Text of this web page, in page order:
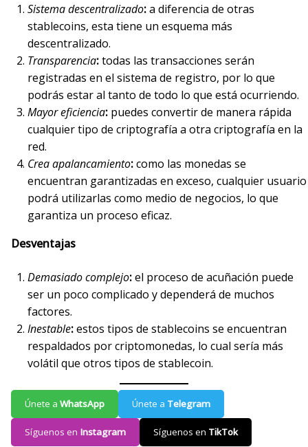
Sistema descentralizado:a diferencia de otras
stablecoins, esta tiene un esquema más
descentralizado.
Transparencia:todas las transacciones serán
registradas en el sistema de registro, por lo que
podrás estar al tanto de todo lo que está ocurriendo.
Mayor eficiencia: puedes convertir de manera rápida
cualquier tipo de criptografía a otra criptografía en la
red.
Crea apalancamiento:como las monedas se
encuentran garantizadas en exceso, cualquier usuario
podrá utilizarlas como medio de negocios, lo que
garantiza un proceso eficaz.
Desventajas
Demasiado complejo:el proceso de acuñación puede
ser un poco complicado y dependerá de muchos
factores.
Inestable:estos tipos de stablecoins se encuentran
respaldados por criptomonedas, lo cual sería más
volátil que otros tipos de stablecoin.
Únete a WhatsApp Únete a Telegram
Síguenos en Instagram Síguenos en TikTok